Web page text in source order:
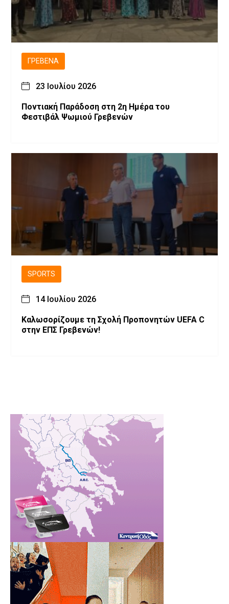
ΓΡΕΒΕΝΆ
23 Ιουλίου 2026
Ποντιακή Παράδοση στη 2η Ημέρα του
Φεστιβάλ Ψωμιού Γρεβενών
SPORTS
14 Ιουλίου 2026
Καλωσορίζουμε τη Σχολή Προπονητών UEFA C
στην ΕΠΣ Γρεβενών!